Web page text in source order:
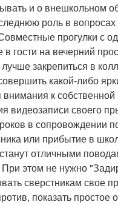
и о внешкольном
роль в
прогулки с
в гости на вечерний
закрепиться в
какой-либо
внимания к собственной
видеозаписи своего
в сопровождении
или прибытие в
отличными
этом не нужно
сверстникам свое
показать простое